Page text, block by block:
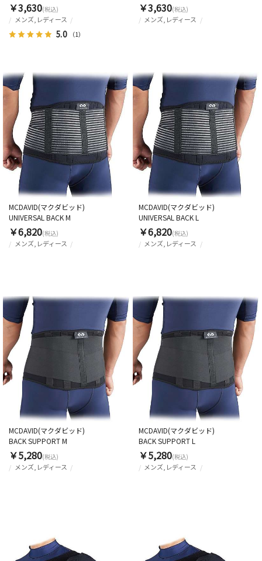
メンズ,レディース
5.0 （1）
￥3,630(税込)
メンズ,レディース
￥3,630(税込)
メンズ,レディース
MCDAVID(マクダビッド)
UNIVERSAL BACK M
￥6,820(税込)
メンズ,レディース
MCDAVID(マクダビッド)
UNIVERSAL BACK L
￥6,820(税込)
メンズ,レディース
MCDAVID(マクダビッド)
BACK SUPPORT M
￥5,280(税込)
メンズ,レディース
MCDAVID(マクダビッド)
BACK SUPPORT L
￥5,280(税込)